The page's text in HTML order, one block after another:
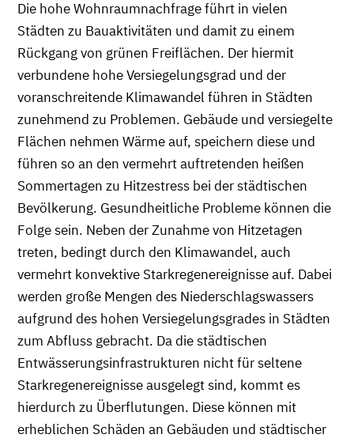
Die hohe Wohnraumnachfrage führt in vielen
Städten zu Bauaktivitäten und damit zu einem
Rückgang von grünen Freiflächen. Der hiermit
verbundene hohe Versiegelungsgrad und der
voranschreitende Klimawandel führen in Städten
zunehmend zu Problemen. Gebäude und versiegelte
Flächen nehmen Wärme auf, speichern diese und
führen so an den vermehrt auftretenden heißen
Sommertagen zu Hitzestress bei der städtischen
Bevölkerung. Gesundheitliche Probleme können die
Folge sein. Neben der Zunahme von Hitzetagen
treten, bedingt durch den Klimawandel, auch
vermehrt konvektive Starkregenereignisse auf. Dabei
werden große Mengen des Niederschlagswassers
aufgrund des hohen Versiegelungsgrades in Städten
zum Abfluss gebracht. Da die städtischen
Entwässerungsinfrastrukturen nicht für seltene
Starkregenereignisse ausgelegt sind, kommt es
hierdurch zu Überflutungen. Diese können mit
erheblichen Schäden an Gebäuden und städtischer